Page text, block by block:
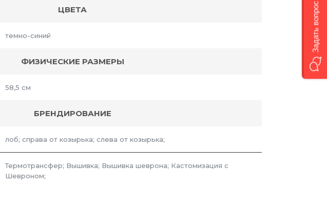
ЦВЕТА
темно-синий
ФИЗИЧЕСКИЕ РАЗМЕРЫ
58,5 см
БРЕНДИРОВАНИЕ
лоб; справа от козырька; слева от козырька;
Термотрансфер; Вышивка; Вышивка шеврона; Кастомизация с
Шевроном;
Задать вопрос